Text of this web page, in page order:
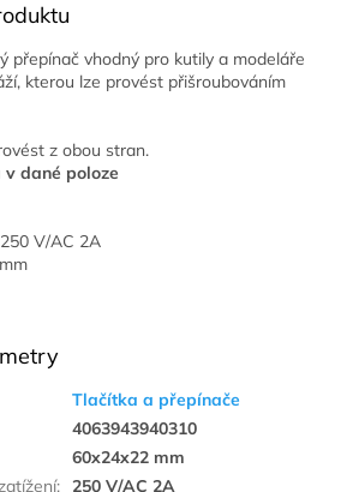
přepínač vhodný pro kutily a modeláře
kterou lze provést přišroubováním
z obou stran.
dané poloze
250 V/AC 2A
Tlačítka a přepínače
4063943940310
60x24x22 mm
: 250 V/AC 2A